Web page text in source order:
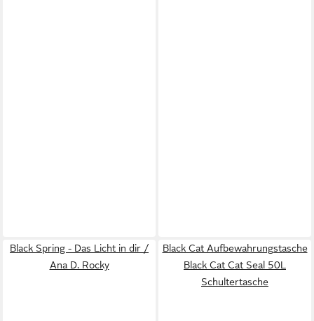
Black Spring - Das Licht in dir /
Ana D. Rocky
Black Cat Aufbewahrungstasche
Black Cat Cat Seal 50L
Schultertasche